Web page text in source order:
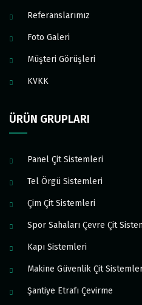
Referanslarımız
Foto Galeri
Müşteri Görüşleri
KVKK
ÜRÜN GRUPLARI
Panel Çit Sistemleri
Tel Örgü Sistemleri
Çim Çit Sistemleri
Spor Sahaları Çevre Çit
Kapı Sistemleri
Makine Güvenlik Çit
Şantiye Etrafı Çevirme